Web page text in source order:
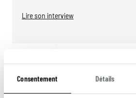
Consentement Détails
Lire son interview
Pour aller